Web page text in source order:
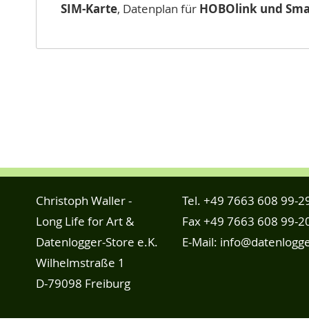
SIM-Karte, Datenplan für HOBOlink und
Christoph Waller -
Long Life for Art &
Datenlogger-Store e.K.
Wilhelmstraße 1
D-79098 Freiburg
Tel. +49 7663 608 99-
Fax +49 7663 608 99-
E-Mail: